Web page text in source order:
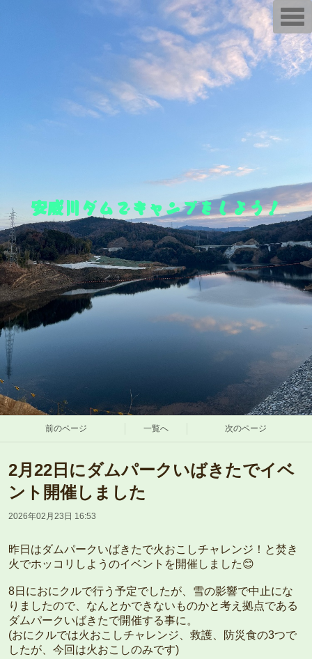
安威川ダムでキャンプをしよう！
前のページ 一覧へ 次のページ
2月22日にダムパークいばきたでイベ
ント開催しました
2026年02月23日 16:53
昨日はダムパークいばきたで火おこしチャレンジ！と焚き
火でホッコリしようのイベントを開催しました😊
8日におにクルで行う予定でしたが、雪の影響で中止にな
りましたので、なんとかできないものかと考え拠点である
ダムパークいばきたで開催する事に。
(おにクルでは火おこしチャレンジ、救護、防災食の3つで
したが、今回は火おこしのみです)
T
o
g
g
l
e
n